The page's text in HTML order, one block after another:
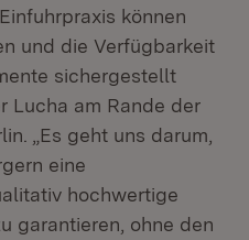
können
und die Verfügbarkeit
sichergestellt
Lucha am Rande der
„Es geht uns darum,
eine
hochwertige
garantieren, ohne den